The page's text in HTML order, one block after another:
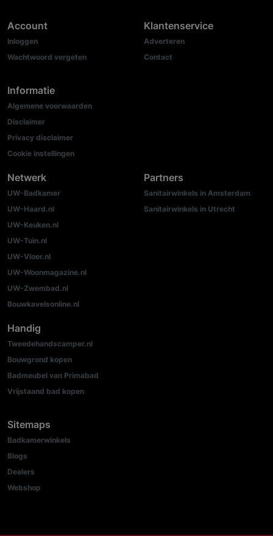
Account
Inloggen
Wachtwoord vergeten
Informatie
Algemene voorwaarden
Disclaimer
Privacy disclaimer
Cookie instellingen
Klantenservice
Adverteren
Contact
Netwerk
UW-Badkamer
UW-Haard.nl
UW-Keuken.nl
UW-Tuin.nl
UW-Vloer.nl
UW-Woonmagazine.nl
UW-Zwembad.nl
Bouwkavelsonline.nl
Partners
Sanitairwinkels in Amsterdam
Sanitairwinkels in Utrecht
Handig
Tweedehandscamper.nl
Bouwgrond kopen
Badmeubel van Primabad
Vrijstaand bad kopen
Sitemaps
Badkamerwinkels
Blogs
Dealers
Webshop